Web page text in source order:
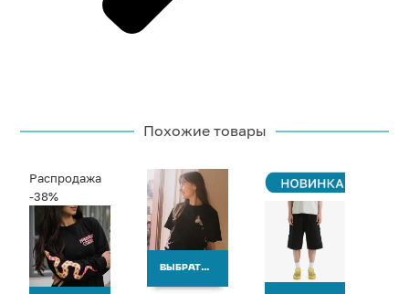
Похожие товары
Распродажа
-38%
ВЫБРАТЬ ВАРИАНТЫ